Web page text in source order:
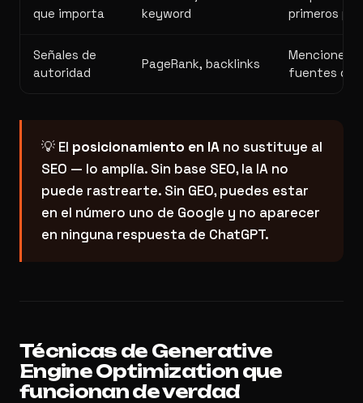
que importa
keyword
primeros
Señales de
autoridad
PageRank, backlinks
Menciones
fuentes de
💡 El posicionamiento en IA no sustituye al
SEO — lo amplía. Sin base SEO, la IA no
puede rastrearte. Sin GEO, puedes estar
en el número uno de Google y no aparecer
en ninguna respuesta de ChatGPT.
Técnicas de Generative
Engine Optimization que
funcionan de verdad